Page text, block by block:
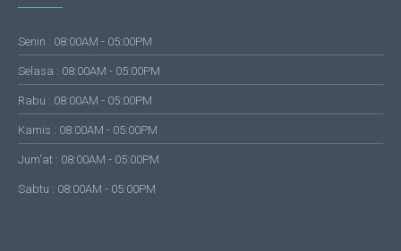
Senin : 08:00AM - 05:00PM
Selasa : 08:00AM - 05:00PM
Rabu : 08:00AM - 05:00PM
Kamis : 08:00AM - 05:00PM
Jum'at : 08:00AM - 05:00PM
Sabtu : 08:00AM - 05:00PM